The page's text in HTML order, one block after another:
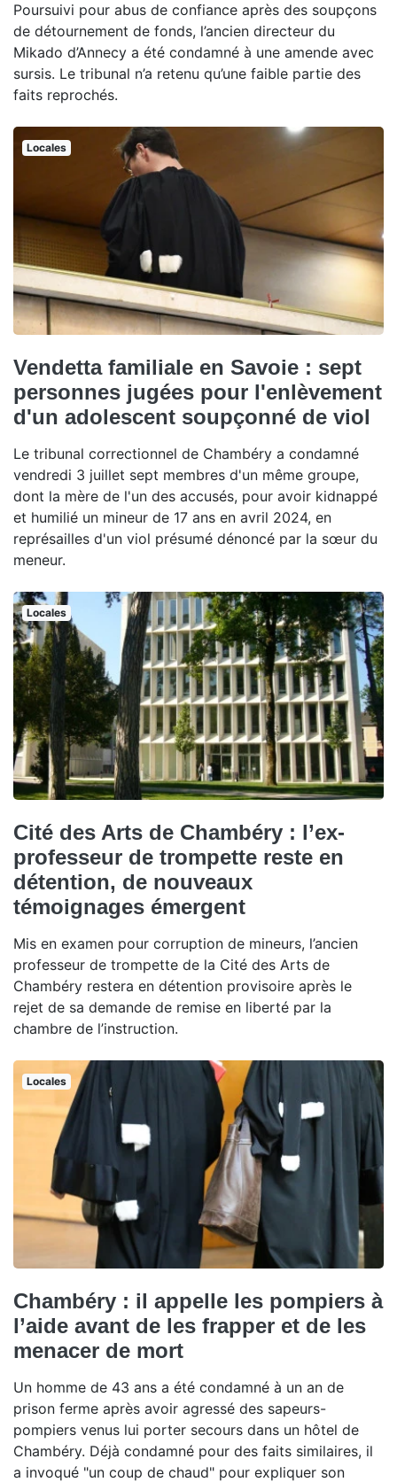
Poursuivi pour abus de confiance après des soupçons
de détournement de fonds, l’ancien directeur du
Mikado d’Annecy a été condamné à une amende avec
sursis. Le tribunal n’a retenu qu’une faible partie des
faits reprochés.
Locales
Vendetta familiale en Savoie : sept
personnes jugées pour l'enlèvement
d'un adolescent soupçonné de viol
Le tribunal correctionnel de Chambéry a condamné
vendredi 3 juillet sept membres d'un même groupe,
dont la mère de l'un des accusés, pour avoir kidnappé
et humilié un mineur de 17 ans en avril 2024, en
représailles d'un viol présumé dénoncé par la sœur du
meneur.
Locales
Cité des Arts de Chambéry : l’ex-
professeur de trompette reste en
détention, de nouveaux
témoignages émergent
Mis en examen pour corruption de mineurs, l’ancien
professeur de trompette de la Cité des Arts de
Chambéry restera en détention provisoire après le
rejet de sa demande de remise en liberté par la
chambre de l’instruction.
Locales
Chambéry : il appelle les pompiers à
l’aide avant de les frapper et de les
menacer de mort
Un homme de 43 ans a été condamné à un an de
prison ferme après avoir agressé des sapeurs-
pompiers venus lui porter secours dans un hôtel de
Chambéry. Déjà condamné pour des faits similaires, il
a invoqué "un coup de chaud" pour expliquer son